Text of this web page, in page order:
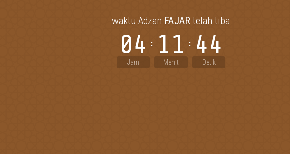
waktu Adzan FAJAR telah tiba
04
Jam
11
Menit
44
Detik